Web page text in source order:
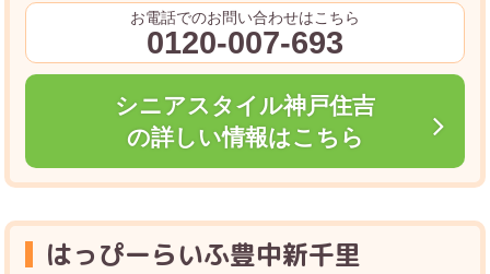
お電話でのお問い合わせはこちら
0120-007-693
シニアスタイル神戸住吉
の詳しい情報はこちら
はっぴーらいふ豊中新千里